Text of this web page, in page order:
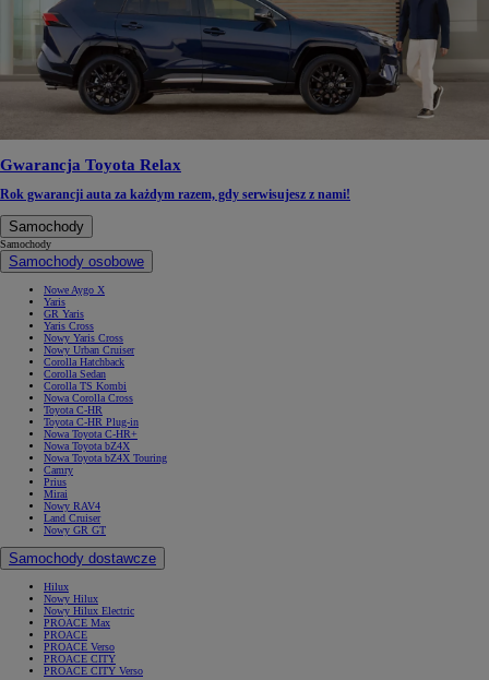
Gwarancja Toyota Relax
Rok gwarancji auta za każdym razem, gdy serwisujesz z nami!
Samochody
Samochody
Samochody osobowe
Nowe Aygo X
Yaris
GR Yaris
Yaris Cross
Nowy Yaris Cross
Nowy Urban Cruiser
Corolla Hatchback
Corolla Sedan
Corolla TS Kombi
Nowa Corolla Cross
Toyota C-HR
Toyota C-HR Plug-in
Nowa Toyota C-HR+
Nowa Toyota bZ4X
Nowa Toyota bZ4X Touring
Camry
Prius
Mirai
Nowy RAV4
Land Cruiser
Nowy GR GT
Samochody dostawcze
Hilux
Nowy Hilux
Nowy Hilux Electric
PROACE Max
PROACE
PROACE Verso
PROACE CITY
PROACE CITY Verso